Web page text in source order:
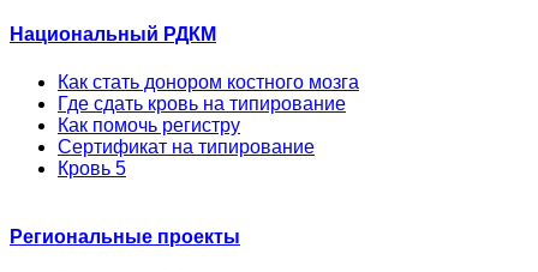
Национальный РДКМ
Как стать донором костного мозга
Где сдать кровь на типирование
Как помочь регистру
Сертификат на типирование
Кровь 5
Региональные проекты